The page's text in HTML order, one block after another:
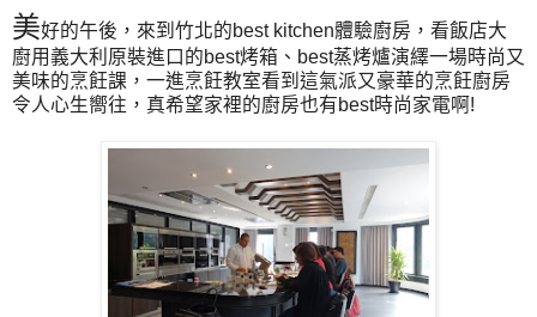
美好的午後，來到竹北的best kitchen體驗廚房，看飯店大
廚用義大利原裝進口的best烤箱、best蒸烤爐演繹一場時尚又
美味的烹飪課，一進烹飪教室看到這氣派又豪華的烹飪廚房
令人心生嚮往，真希望家裡的廚房也有best時尚家電啊!